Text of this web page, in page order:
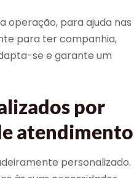
operação, para ajuda nas
para ter companhia,
se e garante um
por
atendimento
personalizado.